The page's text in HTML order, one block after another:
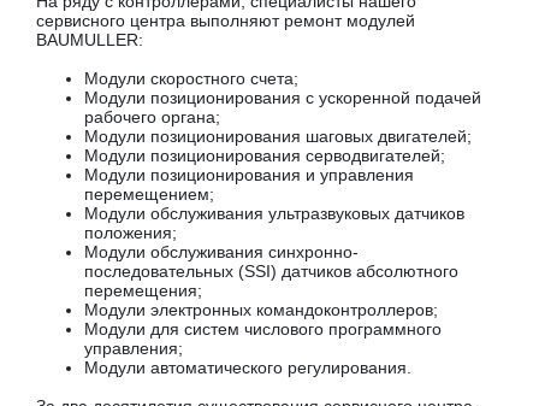
сервисного центра выполняют ремонт модулей
BAUMULLER:
Модули скоростного счета;
Модули позиционирования с ускоренной подачей
рабочего органа;
Модули позиционирования шаговых двигателей;
Модули позиционирования серводвигателей;
Модули позиционирования и управления
перемещением;
Модули обслуживания ультразвуковых датчиков
положения;
Модули обслуживания синхронно-
последовательных (SSI) датчиков абсолютного
перемещения;
Модули электронных командоконтроллеров;
Модули для систем числового программного
управления;
Модули автоматического регулирования.